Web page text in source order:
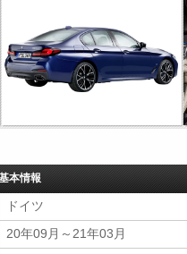
本情報
ドイツ
20年09月～21年03月